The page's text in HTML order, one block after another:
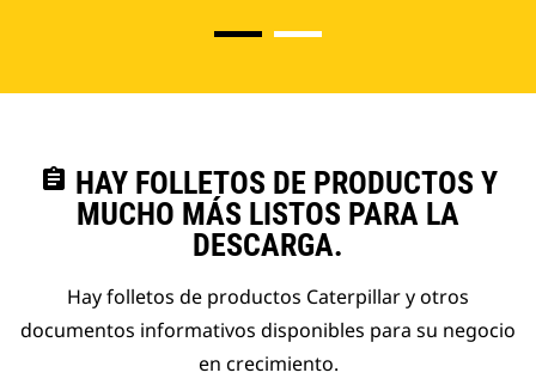
assignment HAY FOLLETOS DE PRODUCTOS Y
MUCHO MÁS LISTOS PARA LA
DESCARGA.
Hay folletos de productos Caterpillar y otros
documentos informativos disponibles para su negocio
en crecimiento.